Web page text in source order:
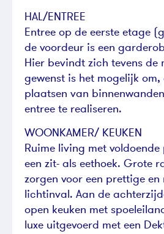
HAL/ENTREE
Entree op de eerste etage
de voordeur is een
Hier bevindt zich tevens de
gewenst is het mogelijk
plaatsen van
entree te realiseren.
WOONKAMER/ KEUKEN
Ruime living met
een zit- als eethoek. Grote
zorgen voor een prettige
lichtinval. Aan de
open keuken met
luxe uitgevoerd met een